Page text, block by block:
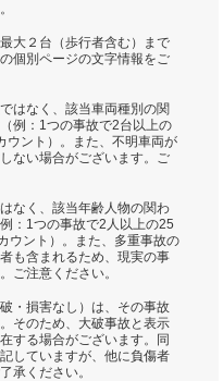
大２台（歩行者含む）まで
個別ページの文字情報をご
はなく、該当車両種別の関
例：1つの事故で2台以上の
ウント）。また、不明車両が
ない場合がございます。ご
なく、該当年齢人物の関わ
：1つの事故で2人以上の25
ウント）。また、多重事故の
も含まれるため、現実の事
ご注意ください。
・損害なし）は、その事故
そのため、大破事故と表示
する場合がございます。同
していますが、他に負傷者
承ください。